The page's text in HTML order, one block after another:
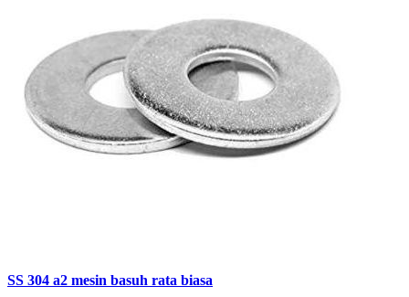
SS 304 a2 mesin basuh rata biasa